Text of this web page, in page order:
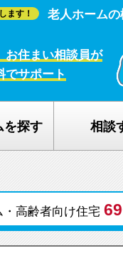
ます！ 老人ホーム
お住まい相談員が
でサポート
を探す 相談
高齢者向け住宅